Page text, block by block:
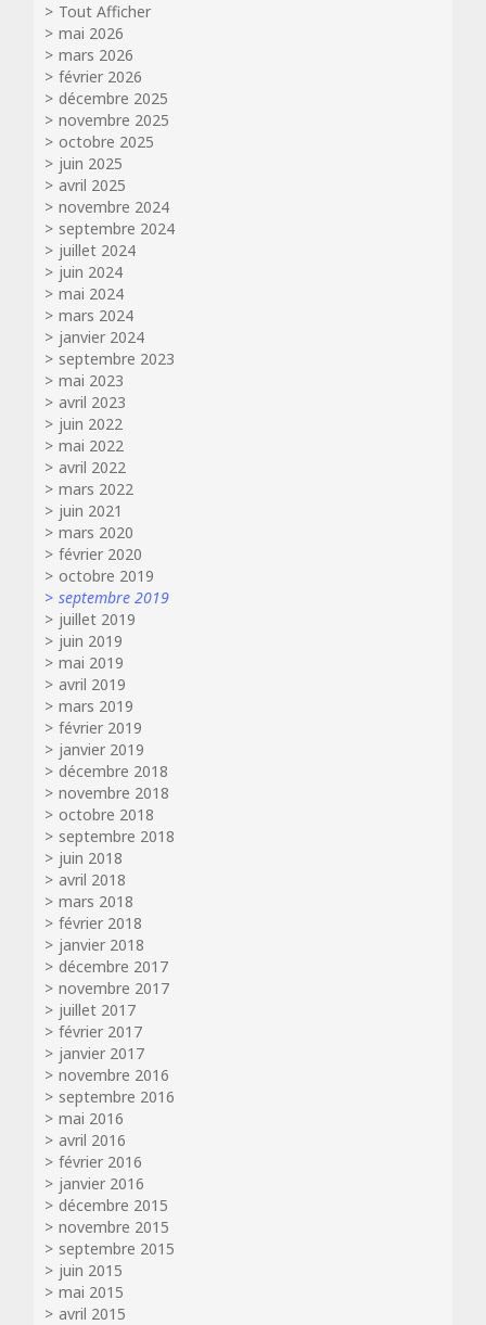
Tout Afficher
mai 2026
mars 2026
février 2026
décembre 2025
novembre 2025
octobre 2025
juin 2025
avril 2025
novembre 2024
septembre 2024
juillet 2024
juin 2024
mai 2024
mars 2024
janvier 2024
septembre 2023
mai 2023
avril 2023
juin 2022
mai 2022
avril 2022
mars 2022
juin 2021
mars 2020
février 2020
octobre 2019
septembre 2019
juillet 2019
juin 2019
mai 2019
avril 2019
mars 2019
février 2019
janvier 2019
décembre 2018
novembre 2018
octobre 2018
septembre 2018
juin 2018
avril 2018
mars 2018
février 2018
janvier 2018
décembre 2017
novembre 2017
juillet 2017
février 2017
janvier 2017
novembre 2016
septembre 2016
mai 2016
avril 2016
février 2016
janvier 2016
décembre 2015
novembre 2015
septembre 2015
juin 2015
mai 2015
avril 2015